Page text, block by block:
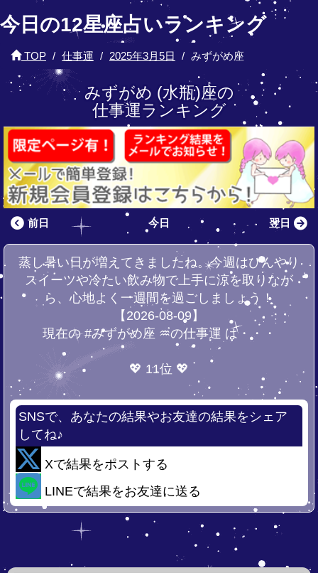
今日の12星座占いランキング
TOP 仕事運 2025年3月5日 みずがめ座
みずがめ (水瓶)座の
仕事運ランキング
前日 今日 翌日
蒸し暑い日が増えてきましたね。今週はひんやり
スイーツや冷たい飲み物で上手に涼を取りなが
ら、心地よく一週間を過ごしましょう！
【2026-08-09】
現在の #みずがめ座 ♒の仕事運 は・・・
💖 11位 💖
SNSで、あなたの結果やお友達の結果をシェア
してね♪
Xで結果をポストする
LINEで結果をお友達に送る